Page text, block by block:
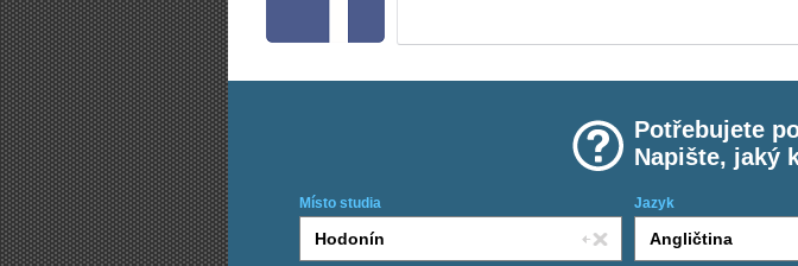
Potřebujete
Napište, jaký
Místo studia Jazyk